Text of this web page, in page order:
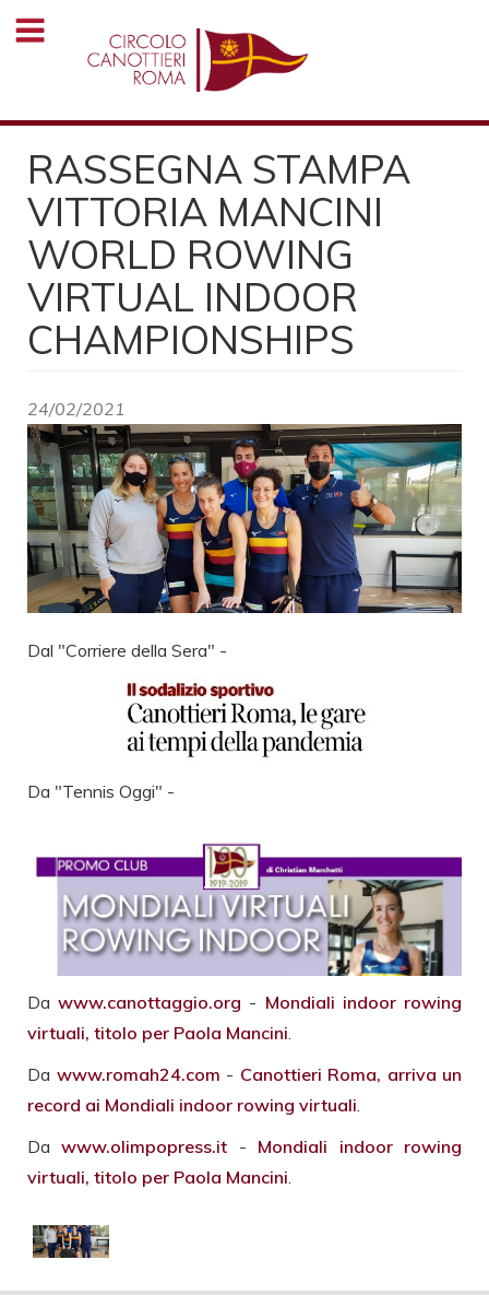
Salta
RASSEGNA STAMPA
VITTORIA MANCINI
WORLD ROWING
VIRTUAL INDOOR
CHAMPIONSHIPS
24/02/2021
Dal "Corriere della Sera" -
Da "Tennis Oggi" -
Dawww.canottaggio.org - Mondiali indoor rowing
virtuali, titolo per Paola Mancini
Da www.romah24.com - Canottieri Roma, arriva un
record ai Mondiali indoor rowing virtuali
Dawww.olimpopress.it - Mondiali indoor rowing
virtuali, titolo per Paola Mancini